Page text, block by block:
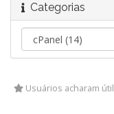
Categorias
Usuários acharam útil